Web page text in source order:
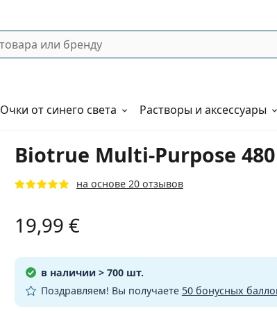
Очки от синего света Растворы и аксессуары
Biotrue Multi-Purpose
на основе 20 отзывов
19,99 €
в наличии > 700 шт.
Поздравляем! Вы получаете 50 бонусных